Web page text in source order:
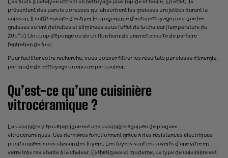
présentent des parois poreuses qui absorbent les graisses projetées durant la
cuisson. Il suffit ensuite d'activer le programme d'autonettoyage pour que les
graisses soient détruites et éliminées sous l'effet de la chaleur (température de
200°C). Un coup d'éponge ou de chiffon humide permet ensuite de parfaire
l'entretien de four.
Pour faciliter votre recherche, vous pouvez filtrer les résultats par classe d'énergie,
par mode de nettoyage ou encore par couleur.
Qu’est-ce qu’une cuisinière
vitrocéramique ?
La cuisinière vitrocéramique est une cuisinière équipée de plaques
vitrocéramiques. Ces dernières fonctionnent grâce à des résistances électriques
positionnées sous chacun des foyers. Les foyers sont recouverts d’une vitre en
verre très résistante à la chaleur. Esthétiques et moderne, ce type de cuisinière est